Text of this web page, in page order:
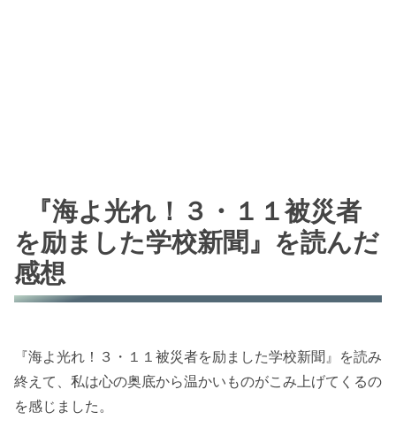
『海よ光れ！３・１１被災者
を励ました学校新聞』を読んだ
感想
『海よ光れ！３・１１被災者を励ました学校新聞』を読み
終えて、私は心の奥底から温かいものがこみ上げてくるの
を感じました。